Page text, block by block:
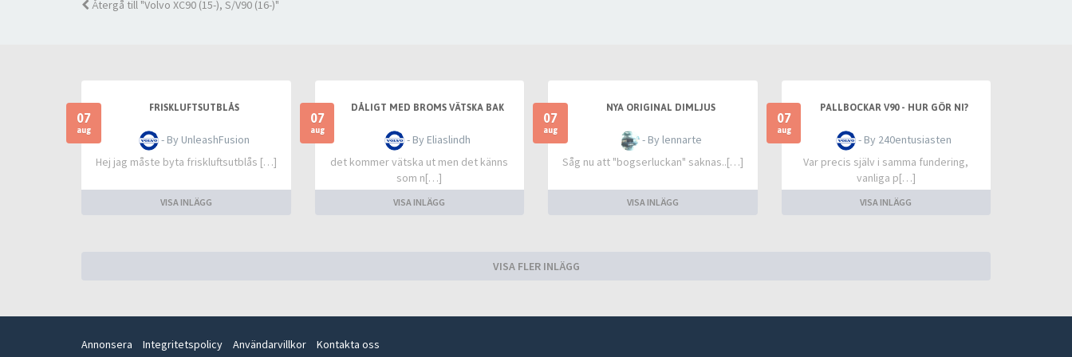
Återgå till "Volvo XC90 (15-), S/V90 (16-)"
07
aug
FRISKLUFTSUTBLÅS
- By UnleashFusion
Hej jag måste byta friskluftsutblås […]
VISA INLÄGG
07
aug
DÅLIGT MED BROMS VÄTSKA BAK
- By Eliaslindh
det kommer vätska ut men det känns
som n[…]
VISA INLÄGG
07
aug
NYA ORIGINAL DIMLJUS
- By lennarte
Såg nu att "bogserluckan" saknas..[…]
VISA INLÄGG
07
aug
PALLBOCKAR V90 - HUR GÖR NI?
- By 240entusiasten
Var precis själv i samma fundering,
vanliga p[…]
VISA INLÄGG
VISA FLER INLÄGG
Annonsera Integritetspolicy Användarvillkor Kontakta oss